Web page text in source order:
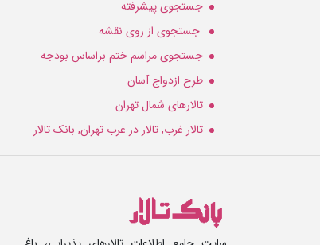
جستجوی پیشرفته
جستجوی از روی نقشه
جستجوی مراسم ختم براساس بودجه
طرح ازدواج آسان
تالارهای شمال تهران
تالار غرب, تالار در غرب تهران, بانک تالار